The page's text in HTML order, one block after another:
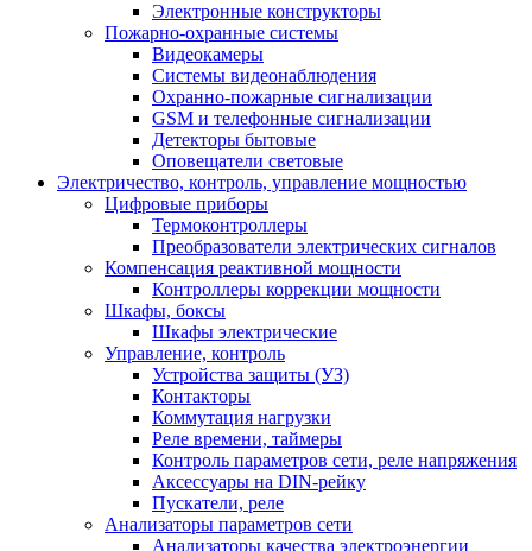
Электронные конструкторы
Пожарно-охранные системы
Видеокамеры
Системы видеонаблюдения
Охранно-пожарные сигнализации
GSM и телефонные сигнализации
Детекторы бытовые
Оповещатели световые
Электричество, контроль, управление мощностью
Цифровые приборы
Термоконтроллеры
Преобразователи электрических сигналов
Компенсация реактивной мощности
Контроллеры коррекции мощности
Шкафы, боксы
Шкафы электрические
Управление, контроль
Устройства защиты (УЗ)
Контакторы
Коммутация нагрузки
Реле времени, таймеры
Контроль параметров сети, реле напряжения
Аксессуары на DIN-рейку
Пускатели, реле
Анализаторы параметров сети
Анализаторы качества электроэнергии